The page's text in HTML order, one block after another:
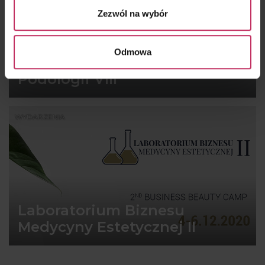
Zezwól na wybór
Odmowa
Podologii VIII
WYDARZENIA
Laboratorium Biznesu
Medycyny Estetycznej II